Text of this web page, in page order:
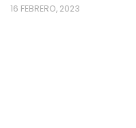
16 FEBRERO, 2023